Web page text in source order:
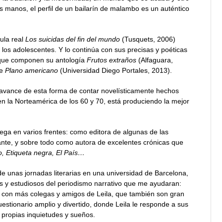
el perfil de un bailarín de malambo es un auténtico
realLos suicidas del fin del mundo (Tusquets, 2006)
adolescentes. Y lo continúa con sus precisas y poéticas
componen su antologíaFrutos extraños (Alfaguara,
Plano americano (Universidad Diego Portales, 2013).
de esta forma de contar novelísticamente hechos
la Norteamérica de los 60 y 70, está produciendo la mejor
en varios frentes: como editora de algunas de las
y sobre todo como autora de excelentes crónicas que
Etiqueta negra, El País…
unas jornadas literarias en una universidad de Barcelona,
estudiosos del periodismo narrativo que me ayudaran:
más colegas y amigos de Leila, que también son gran
amplio y divertido, donde Leila le responde a sus
inquietudes y sueños.